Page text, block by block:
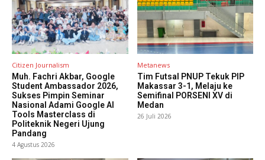
Citizen Journalism
Muh. Fachri Akbar, Google
Student Ambassador 2026,
Sukses Pimpin Seminar
Nasional Adami Google AI
Tools Masterclass di
Politeknik Negeri Ujung
Pandang
4 Agustus 2026
Metanews
Tim Futsal PNUP Tekuk PIP
Makassar 3-1, Melaju ke
Semifinal PORSENI XV di
Medan
26 Juli 2026